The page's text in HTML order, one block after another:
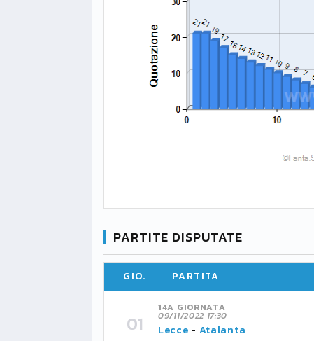
PARTITE DISPUTATE
GIO. PARTITA
14A GIORNATA
09/11/2022 17:30
Lecce - Atalanta